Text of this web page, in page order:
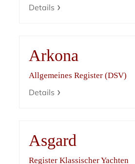
Details
Arkona
Allgemeines Register (DSV)
Details
Asgard
Register Klassischer Yachten